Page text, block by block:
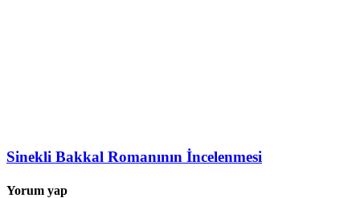
Sinekli Bakkal Romanının İncelenmesi
Yorum yap